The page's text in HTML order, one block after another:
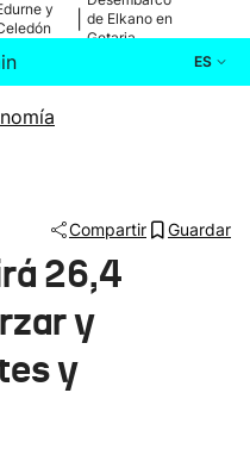
y
de Elkano en
Getaria
ES
Compartir Guardar
26,4
y
y